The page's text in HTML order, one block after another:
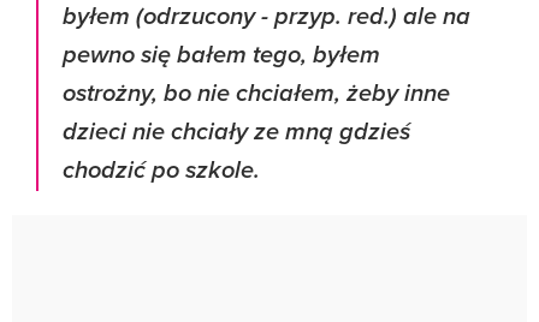
byłem (odrzucony - przyp. red.) ale na
pewno się bałem tego, byłem
ostrożny, bo nie chciałem, żeby inne
dzieci nie chciały ze mną gdzieś
chodzić po szkole.